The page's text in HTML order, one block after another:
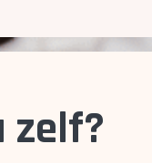
zelf?